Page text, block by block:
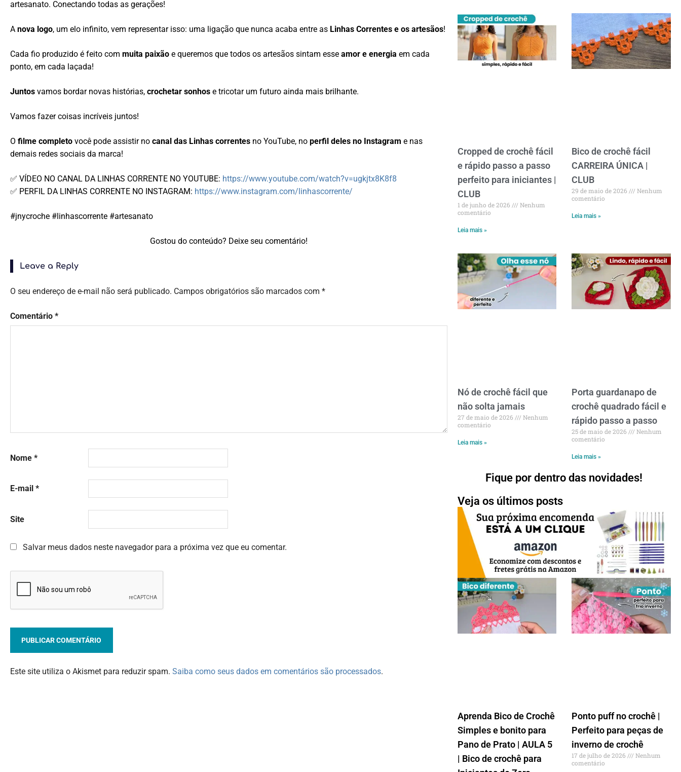
Cropped de crochê fácil
e rápido passo a passo
perfeito para iniciantes |
CLUB
1 de junho de 2026
Nenhum
comentário
Leia mais »
Bico de crochê fácil
CARREIRA ÚNICA |
CLUB
29 de maio de 2026
Nenhum
comentário
Leia mais »
Nó de crochê fácil que
não solta jamais
27 de maio de 2026
Nenhum
comentário
Leia mais »
Porta guardanapo de
crochê quadrado fácil e
rápido passo a passo
25 de maio de 2026
Nenhum
comentário
Leia mais »
Fique por dentro das novidades!
Veja os últimos posts
Aprenda Bico de Crochê
Simples e bonito para
Pano de Prato | AULA 5
| Bico de crochê para
Ponto puff no crochê |
Perfeito para peças de
inverno de crochê
17 de julho de 2026
Nenhum
comentário
artesanato. Conectando todas as gerações!
Anova logo, um elo infinito, vem representar isso: uma ligação que nunca acaba entre as Linhas Correntes e os artesãos!
Cada fio produzido é feito commuita paixão e queremos que todos os artesãos sintam esseamor e energia em cada
ponto, em cada laçada!
Juntos vamos bordar novas histórias,crochetar sonhos e tricotar um futuro ainda mais brilhante.
Vamos fazer coisas incríveis juntos!
Ofilme completo você pode assistir nocanal das Linhas correntes no YouTube, noperfil deles no Instagram e nas
demais redes sociais da marca!
✅ VÍDEO NO CANAL DA LINHAS CORRENTE NO YOUTUBE: https://www.youtube.com/watch?v=ugkjtx8K8f8
✅ PERFIL DA LINHAS CORRENTE NO INSTAGRAM: https://www.instagram.com/linhascorrente/
#jnycroche #linhascorrente #artesanato
Gostou do conteúdo? Deixe seu comentário!
Leave a Reply
O seu endereço de e-mail não será publicado. Campos obrigatórios são marcados com*
Comentário*
Nome*
E-mail*
Site
Salvar meus dados neste navegador para a próxima vez que eu comentar.
Este site utiliza o Akismet para reduzir spam.Saiba como seus dados em comentários são processados.